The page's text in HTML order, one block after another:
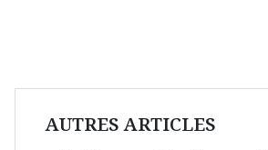
AUTRES ARTICLES